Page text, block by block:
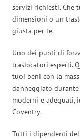
servizi richiesti. Che
dimensioni o un
giusta per te.
Uno dei punti di
traslocatori esperti.
tuoi beni con la
danneggiato
moderni e adeguati,
Coventry.
Tutti i dipendenti